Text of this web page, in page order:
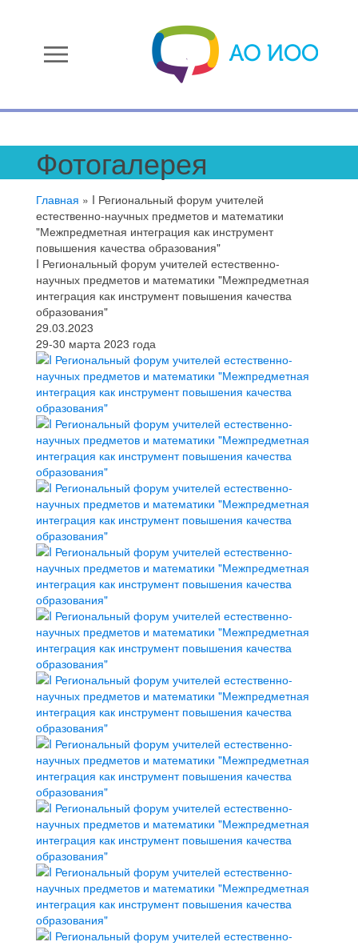
menu
Фотогалерея
Главная » I Региональный форум учителей
естественно-научных предметов и математики
"Межпредметная интеграция как инструмент
повышения качества образования"
I Региональный форум учителей естественно-
научных предметов и математики "Межпредметная
интеграция как инструмент повышения качества
образования"
29.03.2023
29-30 марта 2023 года